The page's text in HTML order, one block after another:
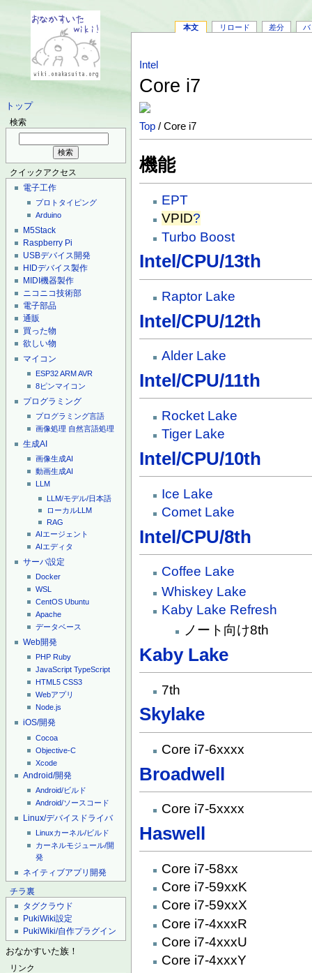
トップ
検索
クイックアクセス
電子工作
プロトタイピング
Arduino
M5Stack
Raspberry Pi
USBデバイス開発
HIDデバイス製作
MIDI機器製作
ニコニコ技術部
電子部品
通販
買った物
欲しい物
マイコン
ESP32ARMAVR
8ピンマイコン
プログラミング
プログラミング言語
画像処理 自然言語処理
生成AI
画像生成AI
動画生成AI
LLM
LLM/モデル/日本語
ローカルLLM
RAG
AIエージェント
AIエディタ
サーバ設定
Docker
WSL
CentOS Ubuntu
Apache
データベース
Web開発
PHP Ruby
JavaScript TypeScript
HTML5 CSS3
Webアプリ
Node.js
iOS/開発
Cocoa
Objective-C
Xcode
Android/開発
Android/ビルド
Android/ソースコード
Linux/デバイスドライバ
Linuxカーネル/ビルド
カーネルモジュール/開
発
ネイティブアプリ開発
チラ裏
タグクラウド
PukiWiki設定
PukiWiki/自作プラグイン
おなかすいた族！
リンク
本文 リロード 差分 バ
Intel
Core i7
Top / Core i7
機能
EPT
VPID?
Turbo Boost
Intel/CPU/13th
Raptor Lake
Intel/CPU/12th
Alder Lake
Intel/CPU/11th
Rocket Lake
Tiger Lake
Intel/CPU/10th
Ice Lake
Comet Lake
Intel/CPU/8th
Coffee Lake
Whiskey Lake
Kaby Lake Refresh
ノート向け8th
Kaby Lake
7th
Skylake
Core i7-6xxxx
Broadwell
Core i7-5xxxx
Haswell
Core i7-58xx
Core i7-59xxK
Core i7-59xxX
Core i7-4xxxR
Core i7-4xxxU
Core i7-4xxxY